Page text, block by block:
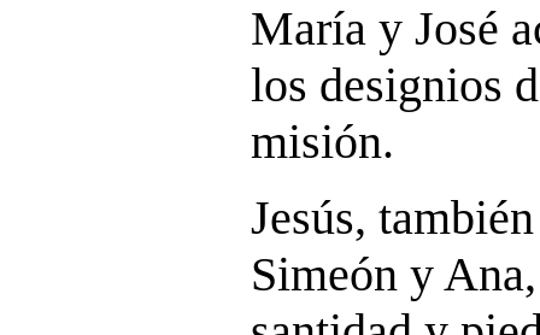
María y José
los designios
misión.
Jesús,
Simeón y